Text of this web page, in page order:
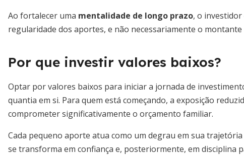
Ao fortalecer uma mentalidade de longo prazo, o
regularidade dos aportes, e não necessariamente o montante
Por que investir valores baixos?
Optar por valores baixos para iniciar a jornada de
quantia em si. Para quem está começando, a exposição
comprometer significativamente o orçamento familiar.
Cada pequeno aporte atua como um degrau em sua
se transforma em confiança e, posteriormente, em disciplina